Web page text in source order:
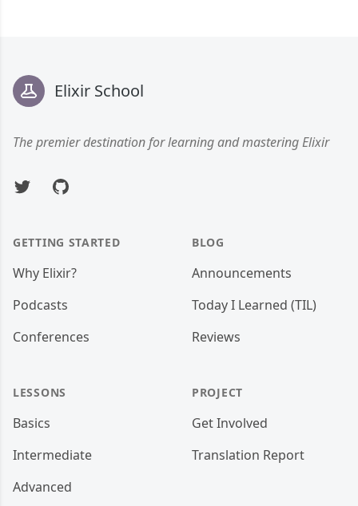
Elixir School
The premier destination for learning and mastering Elixir
TwitterGitHub
GETTING STARTED
Why Elixir?
Podcasts
Conferences
LESSONS
Basics
Intermediate
Advanced
BLOG
Announcements
Today I Learned (TIL)
Reviews
PROJECT
Get Involved
Translation Report